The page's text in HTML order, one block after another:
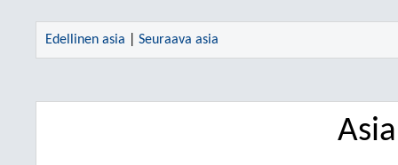
Edellinen asia Seuraava asia